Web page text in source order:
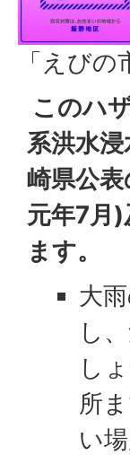
「えび
このハ
系洪水
崎県公
元年7月
ます。
大
し
し
所
い